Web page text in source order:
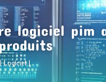
logiciel pim
Logiciel